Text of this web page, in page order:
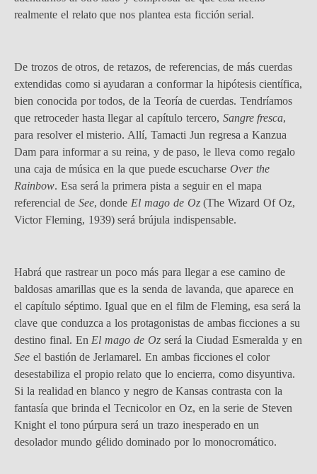
realmente el relato que nos plantea esta ficción serial.
De trozos de otros, de retazos, de referencias, de más cuerdas
extendidas como si ayudaran a conformar la hipótesis científica,
bien conocida por todos, de la Teoría de cuerdas. Tendríamos
que retroceder hasta llegar al capítulo tercero, Sangre fresca,
para resolver el misterio. Allí, Tamacti Jun regresa a Kanzua
Dam para informar a su reina, y de paso, le lleva como regalo
una caja de música en la que puede escucharseOver the
Rainbow. Esa será la primera pista a seguir en el mapa
referencial de See, donde El mago de Oz(The Wizard Of Oz,
Victor Fleming, 1939) será brújula indispensable.
Habrá que rastrear un poco más para llegar a ese camino de
baldosas amarillas que es la senda de lavanda, que aparece en
el capítulo séptimo. Igual que en el film de Fleming, esa será la
clave que conduzca a los protagonistas de ambas ficciones a su
destino final. En El mago de Ozserá la Ciudad Esmeralda y en
See el bastión de Jerlamarel. En ambas ficciones el color
desestabiliza el propio relato que lo encierra, como disyuntiva.
Si la realidad en blanco y negro de Kansas contrasta con la
fantasía que brinda el Tecnicolor en Oz, en la serie de Steven
Knight el tono púrpura será un trazo inesperado en un
desolador mundo gélido dominado por lo monocromático.